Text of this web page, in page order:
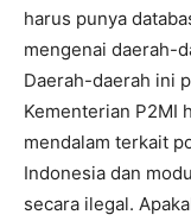
harus punya
mengenai daerah-
Daerah-daerah ini
Kementerian P2MI
mendalam terkait
Indonesia dan
secara ilegal.